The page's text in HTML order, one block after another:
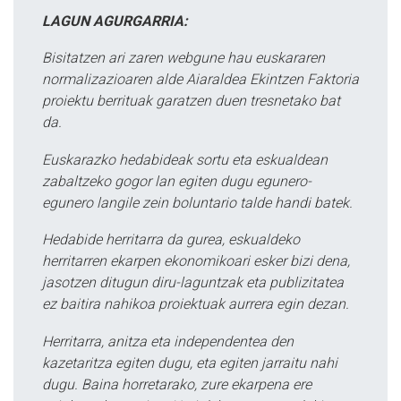
LAGUN AGURGARRIA:
Bisitatzen ari zaren webgune hau euskararen
normalizazioaren alde Aiaraldea Ekintzen Faktoria
proiektu berrituak garatzen duen tresnetako bat
da.
Euskarazko hedabideak sortu eta eskualdean
zabaltzeko gogor lan egiten dugu egunero-
egunero langile zein boluntario talde handi batek.
Hedabide herritarra da gurea, eskualdeko
herritarren ekarpen ekonomikoari esker bizi dena,
jasotzen ditugun diru-laguntzak eta publizitatea
ez baitira nahikoa proiektuak aurrera egin dezan.
Herritarra, anitza eta independentea den
kazetaritza egiten dugu, eta egiten jarraitu nahi
dugu. Baina horretarako, zure ekarpena ere